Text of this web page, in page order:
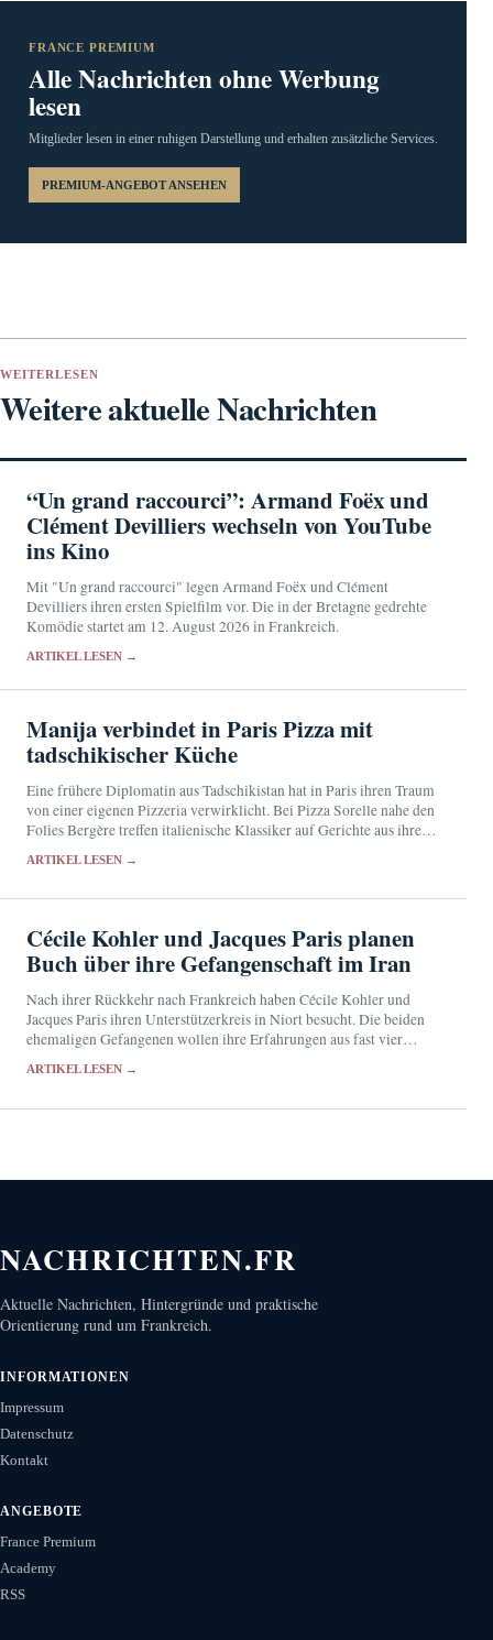
FRANCE PREMIUM
Alle Nachrichten ohne Werbung
lesen
Mitglieder lesen in einer ruhigen Darstellung und erhalten zusätzliche Services.
PREMIUM-ANGEBOT ANSEHEN
WEITERLESEN
Weitere aktuelle Nachrichten
“Un grand raccourci”: Armand Foëx und
Clément Devilliers wechseln von YouTube
ins Kino
Mit "Un grand raccourci" legen Armand Foëx und Clément
Devilliers ihren ersten Spielfilm vor. Die in der Bretagne gedrehte
Komödie startet am 12. August 2026 in Frankreich.
ARTIKEL LESEN →
Manija verbindet in Paris Pizza mit
tadschikischer Küche
Eine frühere Diplomatin aus Tadschikistan hat in Paris ihren Traum
von einer eigenen Pizzeria verwirklicht. Bei Pizza Sorelle nahe den
Folies Bergère treffen italienische Klassiker auf Gerichte aus ihrer
ARTIKEL LESEN →
Cécile Kohler und Jacques Paris planen
Buch über ihre Gefangenschaft im Iran
Nach ihrer Rückkehr nach Frankreich haben Cécile Kohler und
Jacques Paris ihren Unterstützerkreis in Niort besucht. Die beiden
ehemaligen Gefangenen wollen ihre Erfahrungen aus fast vier
ARTIKEL LESEN →
NACHRICHTEN.FR
Aktuelle Nachrichten, Hintergründe und praktische
Orientierung rund um Frankreich.
INFORMATIONEN
Impressum
Datenschutz
Kontakt
ANGEBOTE
France Premium
Academy
RSS